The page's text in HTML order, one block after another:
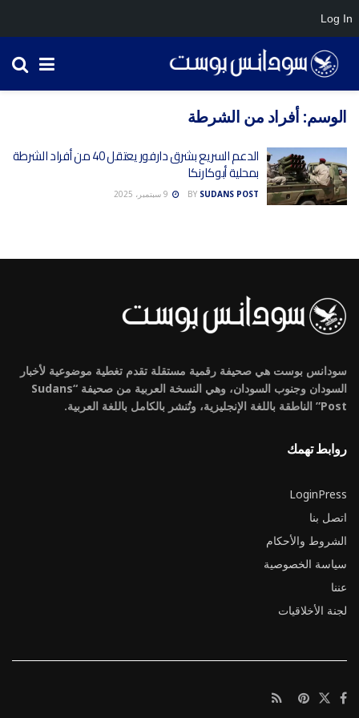
الوسم: أفراد من الشرطة
الدعم السريع بشرق دارفور يعتقل 40 من أفراد الشرطة
بمحلية أبوكارنكا
BY SUDANS POST
سودانس بوست هي صحيفة رقمية مستقلة تقدم تغطية موضوعية لأخبار
السودان وجنوب السودان، وهي النسخة العربية من صحيفة “Sudans
Post” الناطقة باللغة الإنجليزية، وتُنشر بالكامل باللغة العربية.
روابط تهمك
LoginPress
اتصل بنا
الشروط والأحكام
سياسة الخصوصية
عننا
لجنة الأخلاقيات
Log In